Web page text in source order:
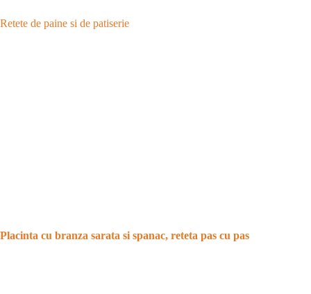
Retete de paine si de patiserie
Placinta cu branza sarata si spanac, reteta pas cu pas